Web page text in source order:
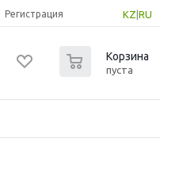
KZ RU
Регистрация
Корзина
пуста